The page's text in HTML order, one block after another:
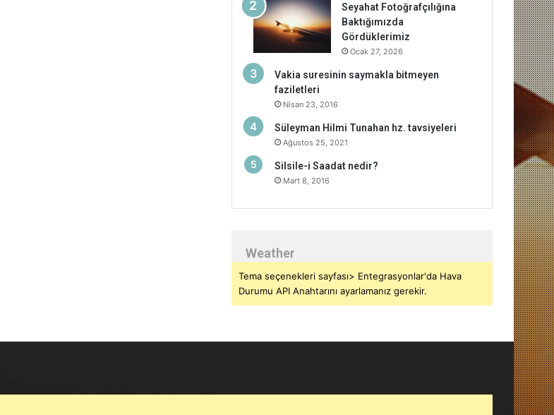
Seyahat Fotoğrafçılığına
Baktığımızda
Gördüklerimiz
Ocak 27, 2026
Vakia suresinin saymakla bitmeyen
faziletleri
Nisan 23, 2016
Süleyman Hilmi Tunahan hz. tavsiyeleri
Ağustos 25, 2021
Silsile-i Saadat nedir?
Mart 8, 2016
Weather
Tema seçenekleri sayfası> Entegrasyonlar'da Hava
Durumu API Anahtarını ayarlamanız gerekir.